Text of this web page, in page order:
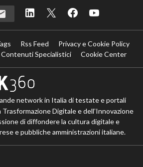
Rss Feed
Privacy e Cookie Policy
Specialistici
Cookie Center
network in Italia di testate e portali
Digitale e dell’Innovazione
di diffondere la cultura digitale e
e pubbliche amministrazioni italiane.